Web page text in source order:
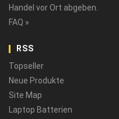
Handel vor Ort abgeben.
FAQ »
RSS
Topseller
Neue Produkte
Site Map
Laptop Batterien